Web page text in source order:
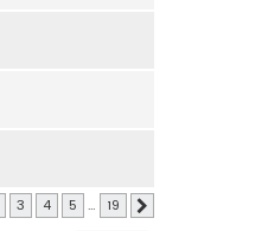
de
3 4 5 … 19